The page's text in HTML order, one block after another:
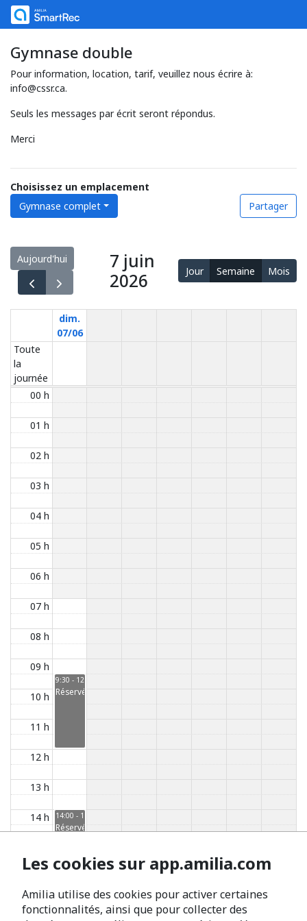
Gymnase double
Pour information, location, tarif, veuillez nous écrire à:
info@cssr.ca.
Seuls les messages par écrit seront répondus.
Merci
Choisissez un emplacement
Gymnase complet
Partager
Aujourd'hui
7 juin
2026
Jour Semaine Mois
dim.
07/06
Toute
la
journée
00 h
01 h
02 h
03 h
04 h
05 h
06 h
07 h
08 h
09 h
10 h
11 h
12 h
13 h
14 h
17 h
9:30 - 12:00
Réservé
14:00 - 17:00
Réservé
Les cookies sur app.amilia.com
Amilia utilise des cookies pour activer certaines
fonctionnalités, ainsi que pour collecter des